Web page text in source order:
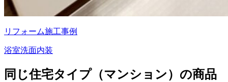
リフォーム施工事例
浴室洗面内装
同じ住宅タイプ（マンション）の商品